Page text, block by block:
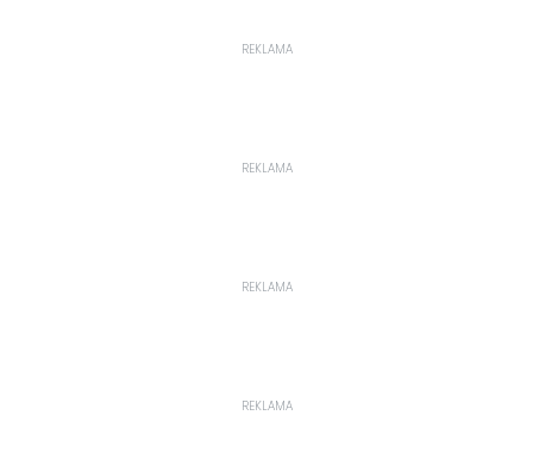
REKLAMA
REKLAMA
REKLAMA
REKLAMA